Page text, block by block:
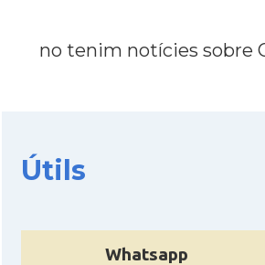
CAMON
CAMON
no tenim notícies sobre
Útils
Whatsapp